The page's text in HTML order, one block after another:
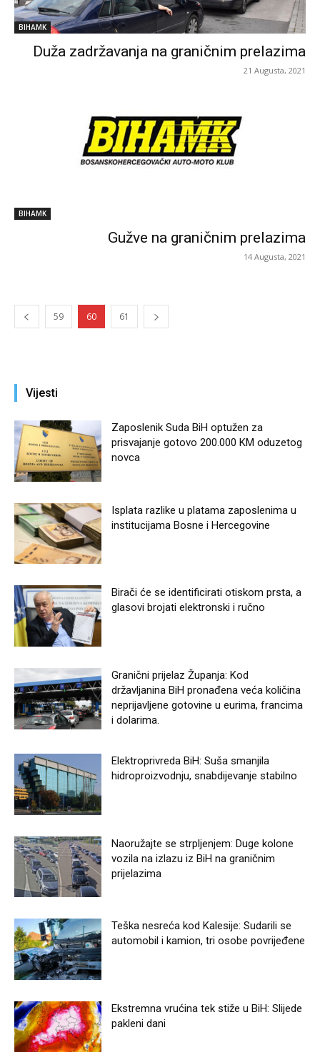
BIHAMK
Duža zadržavanja na graničnim prelazima
21 Augusta, 2021
BIHAMK
Gužve na graničnim prelazima
14 Augusta, 2021
59 60 61
Vijesti
Zaposlenik Suda BiH optužen za
prisvajanje gotovo 200.000 KM oduzetog
novca
Isplata razlike u platama zaposlenima u
institucijama Bosne i Hercegovine
Birači će se identificirati otiskom prsta, a
glasovi brojati elektronski i ručno
Granični prijelaz Županja: Kod
državljanina BiH pronađena veća količina
neprijavljene gotovine u eurima, francima
i dolarima.
Elektroprivreda BiH: Suša smanjila
hidroproizvodnju, snabdijevanje stabilno
Naoružajte se strpljenjem: Duge kolone
vozila na izlazu iz BiH na graničnim
prijelazima
Teška nesreća kod Kalesije: Sudarili se
automobil i kamion, tri osobe povrijeđene
Ekstremna vrućina tek stiže u BiH: Slijede
pakleni dani